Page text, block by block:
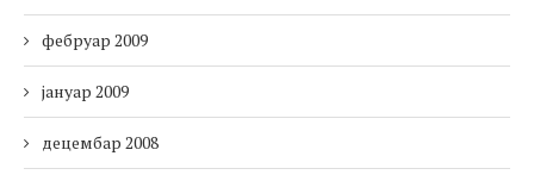
фебруар 2009
јануар 2009
децембар 2008